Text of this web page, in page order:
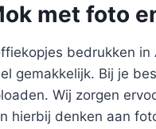
met foto
bedrukken
gemakkelijk. Bij je
Wij zorgen
hierbij denken aan